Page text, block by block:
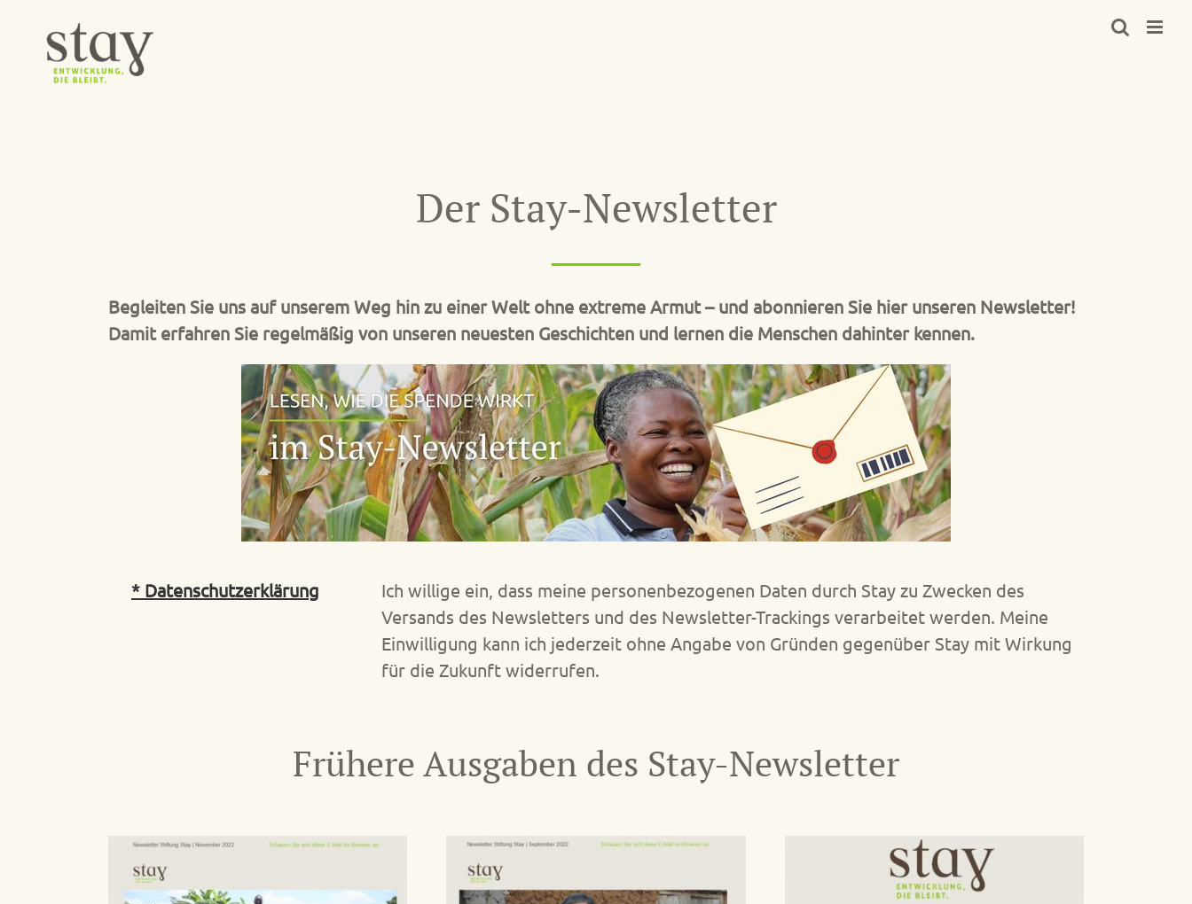
springen
Der Stay-Newsletter
Begleiten Sie uns auf unserem Weg hin zu einer Welt ohne extreme Armut – und abonnieren Sie hier unseren Newsletter!
Damit erfahren Sie regelmäßig von unseren neuesten Geschichten und lernen die Menschen dahinter kennen.
* Datenschutzerklärung
Ich willige ein, dass meine personenbezogenen Daten durch Stay zu Zwecken des
Versands des Newsletters und des Newsletter-Trackings verarbeitet werden. Meine
Einwilligung kann ich jederzeit ohne Angabe von Gründen gegenüber Stay mit Wirkung
für die Zukunft widerrufen.
Frühere Ausgaben des Stay-Newsletter